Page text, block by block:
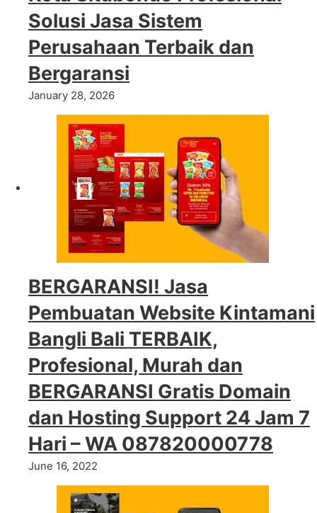
Solusi Jasa Sistem
Perusahaan Terbaik dan
Bergaransi
January 28, 2026
BERGARANSI! Jasa
Pembuatan Website Kintamani
Bangli Bali TERBAIK,
Profesional, Murah dan
BERGARANSI Gratis Domain
dan Hosting Support 24 Jam 7
Hari – WA 087820000778
June 16, 2022